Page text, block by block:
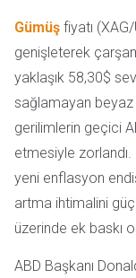
Gümüş fiyatı
genişleterek
yaklaşık 58,30$
sağlamayan beyaz
gerilimlerin geçici
etmesiyle zorlandı.
yeni enflasyon
artma ihtimalini
üzerinde ek baskı
ABD Başkanı